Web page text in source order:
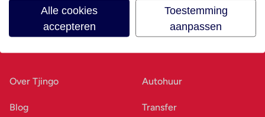
Over Tjingo
Blog
Autohuur
Transfer
Alle cookies
accepteren
Toestemming
aanpassen